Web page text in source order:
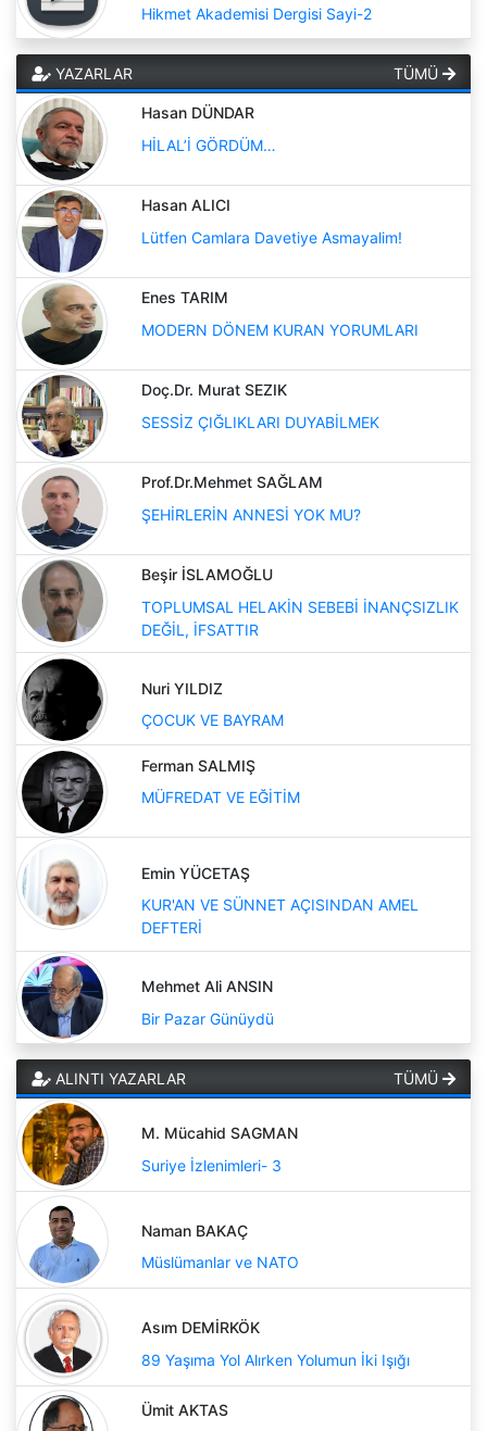
Hikmet Akademisi Dergisi Sayi-2
YAZARLAR TÜMÜ
Hasan DÜNDAR
HİLAL’İ GÖRDÜM…
Hasan ALICI
Lütfen Camlara Davetiye Asmayalim!
Enes TARIM
MODERN DÖNEM KURAN YORUMLARI
Doç.Dr. Murat SEZIK
SESSİZ ÇIĞLIKLARI DUYABİLMEK
Prof.Dr.Mehmet SAĞLAM
ŞEHİRLERİN ANNESİ YOK MU?
Beşir İSLAMOĞLU
TOPLUMSAL HELAKİN SEBEBİ İNANÇSIZLIK
DEĞİL, İFSATTIR
Nuri YILDIZ
ÇOCUK VE BAYRAM
Ferman SALMIŞ
MÜFREDAT VE EĞİTİM
Emin YÜCETAŞ
KUR'AN VE SÜNNET AÇISINDAN AMEL
DEFTERİ
Mehmet Ali ANSIN
Bir Pazar Günüydü
ALINTI YAZARLAR TÜMÜ
M. Mücahid SAGMAN
Suriye İzlenimleri- 3
Naman BAKAÇ
Müslümanlar ve NATO
Asım DEMİRKÖK
89 Yaşıma Yol Alırken Yolumun İki Işığı
Ümit AKTAS